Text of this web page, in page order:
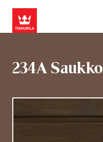
234A Saukko